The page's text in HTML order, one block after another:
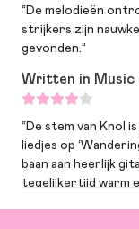
“De melodieën
strijkers zijn
gevonden.”
Written in Music
“De stem van Knol
liedjes op
baan aan heerlijk
tegelijkertijd warm